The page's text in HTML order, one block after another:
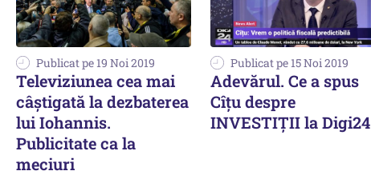
Publicat pe 19 Noi 2019
Televiziunea cea mai
câștigată la dezbaterea
lui Iohannis.
Publicitate ca la
meciuri
Publicat pe 15 Noi 2019
Adevărul. Ce a spus
Cîțu despre
INVESTIȚII la Digi24